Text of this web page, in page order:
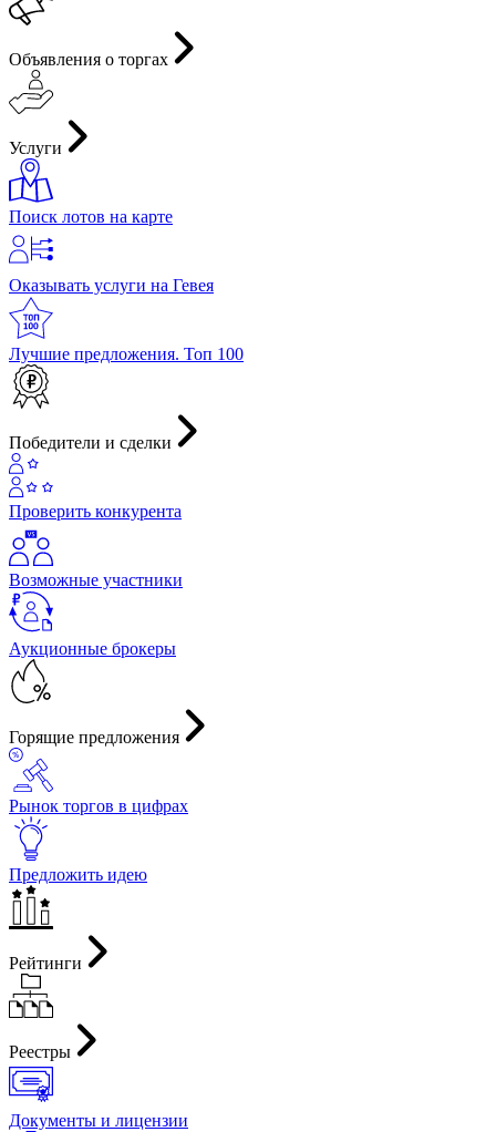
Объявления о торгах
Услуги
Поиск лотов на карте
Оказывать услуги на Гевея
Лучшие предложения. Топ 100
Победители и сделки
Проверить конкурента
Возможные участники
Аукционные брокеры
Горящие предложения
Рынок торгов в цифрах
Предложить идею
Рейтинги
Реестры
Документы и лицензии